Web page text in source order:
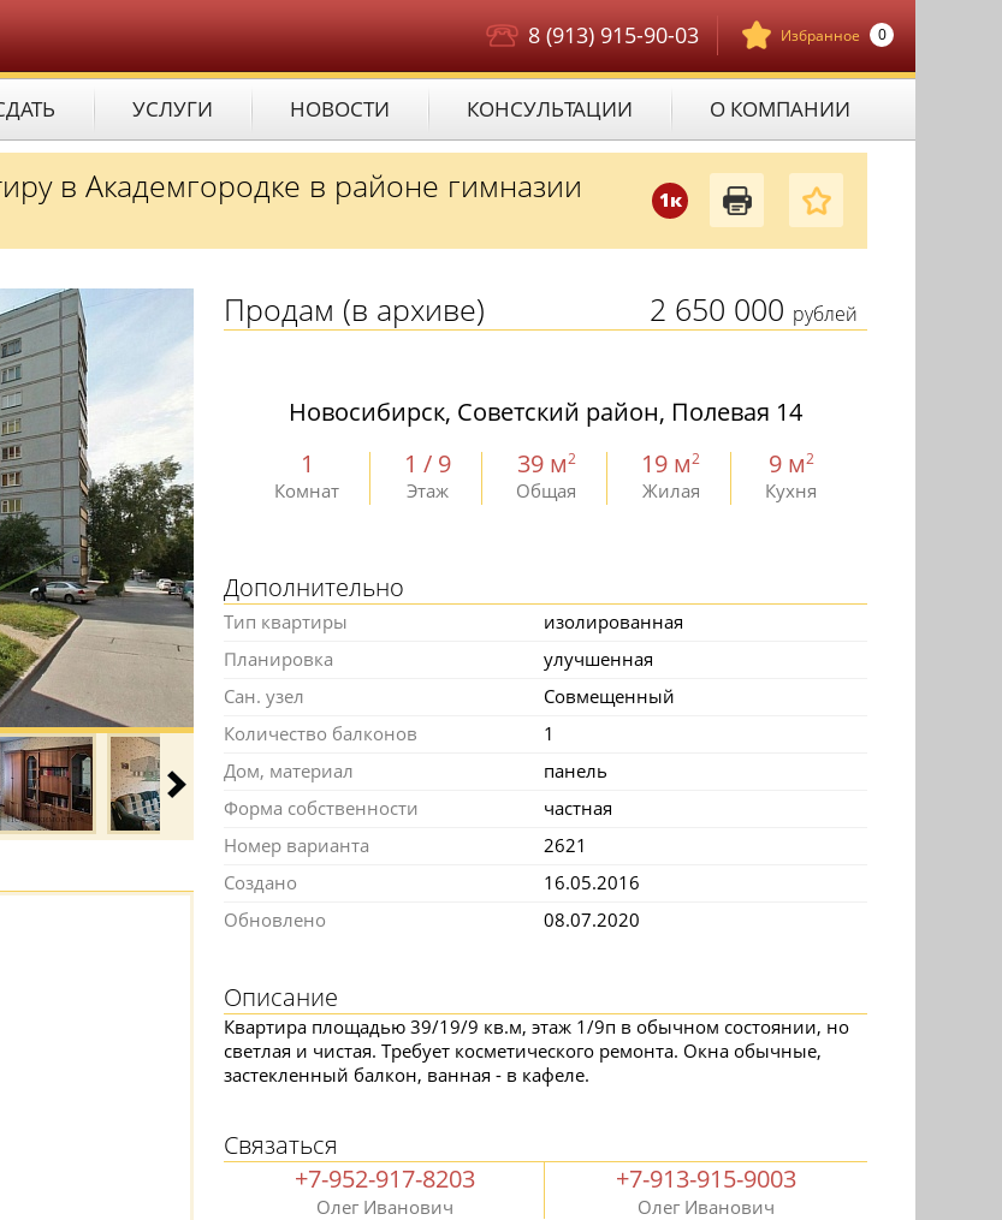
Избранное 0
8 (913) 915-90-03
УСЛУГИ НОВОСТИ КОНСУЛЬТАЦИИ О КОМПАНИИ
1к
в Академгородке в районе гимназии
2 650 000 рублей
Продам (в архиве)
Новосибирск, Советский район, Полевая 14
1
Комнат
1 / 9
Этаж
39 м2
Общая
19 м2
Жилая
9 м2
Кухня
Дополнительно
Тип квартиры
изолированная
Планировка
улучшенная
Сан. узел
Совмещенный
Количество балконов
1
Дом, материал
панель
Форма собственности
частная
Номер варианта
2621
Создано
16.05.2016
Обновлено
08.07.2020
Описание
Квартира площадью 39/19/9 кв.м, этаж 1/9п в обычном состоянии, но
светлая и чистая. Требует косметического ремонта. Окна обычные,
застекленный балкон, ванная - в кафеле.
Связаться
+7-952-917-8203
Олег Иванович
+7-913-915-9003
Олег Иванович